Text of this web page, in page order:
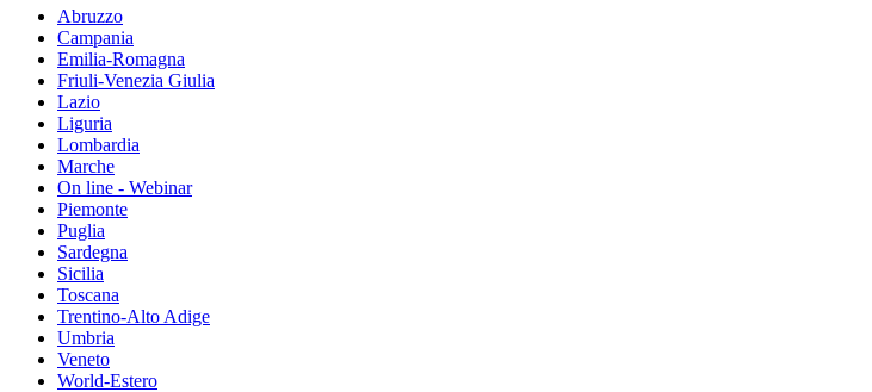
Abruzzo
Campania
Emilia-Romagna
Friuli-Venezia Giulia
Lazio
Liguria
Lombardia
Marche
On line - Webinar
Piemonte
Puglia
Sardegna
Sicilia
Toscana
Trentino-Alto Adige
Umbria
Veneto
World-Estero